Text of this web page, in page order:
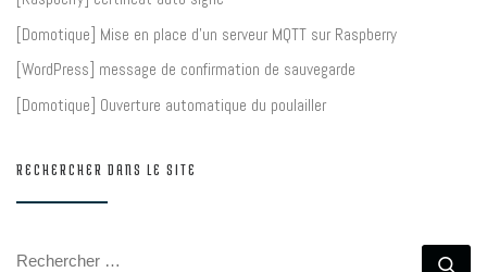
[Domotique] Mise en place d’un serveur MQTT sur Raspberry
[WordPress] message de confirmation de sauvegarde
[Domotique] Ouverture automatique du poulailler
RECHERCHER DANS LE SITE
RECHERCHER